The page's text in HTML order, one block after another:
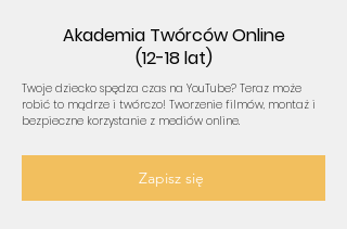
Akademia Twórców Online
(12-18 lat)
Twoje dziecko spędza czas na YouTube? Teraz może
robić to mądrze i twórczo! Tworzenie filmów, montaż i
bezpieczne korzystanie z mediów online.
Zapisz się